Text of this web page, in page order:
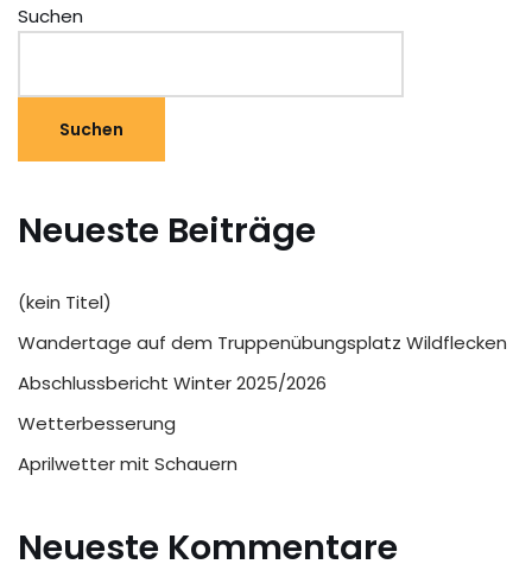
Suchen
Suchen
Neueste Beiträge
(kein Titel)
Wandertage auf dem Truppenübungsplatz Wildflecken
Abschlussbericht Winter 2025/2026
Wetterbesserung
Aprilwetter mit Schauern
Neueste Kommentare